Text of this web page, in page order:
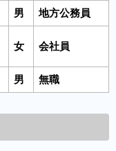
男 地方公務員
女 会社員
男 無職